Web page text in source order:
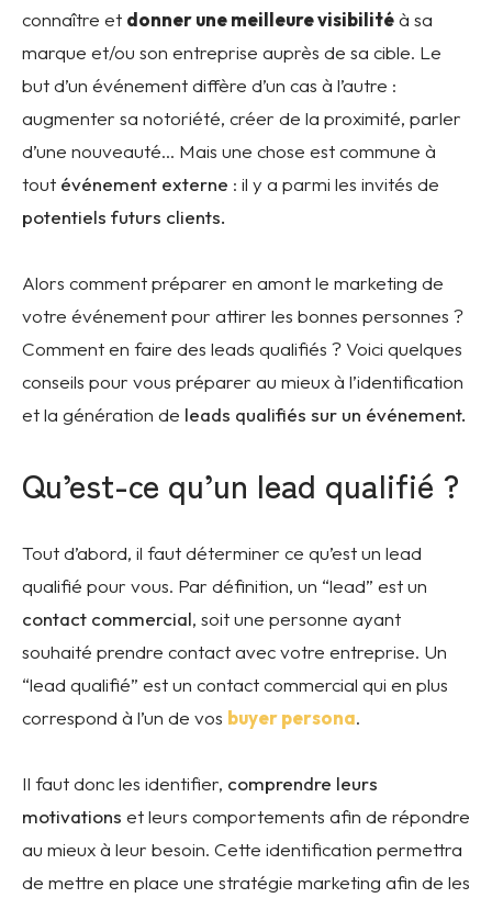
connaître et donner une meilleure visibilitéà sa
marque et/ou son entreprise auprès de sa cible. Le
but d’un événement diffère d’un cas à l’autre :
augmenter sa notoriété, créer de la proximité, parler
d’une nouveauté… Mais une chose est commune à
tout événement externe : il y a parmi les invités de
potentiels futurs clients.
Alors comment préparer en amont le marketing de
votre événement pour attirer les bonnes personnes ?
Comment en faire des leads qualifiés ? Voici quelques
conseils pour vous préparer au mieux à l’identification
et la génération de leads qualifiés sur un événement.
Qu’est-ce qu’un lead qualifié ?
Tout d’abord, il faut déterminer ce qu’est un lead
qualifié pour vous. Par définition, un “lead” est un
contact commercial, soit une personne ayant
souhaité prendre contact avec votre entreprise. Un
“lead qualifié” est un contact commercial qui en plus
correspond à l’un de vos buyer persona.
Il faut donc les identifier, comprendre leurs
motivations et leurs comportements afin de répondre
au mieux à leur besoin. Cette identification permettra
de mettre en place une stratégie marketing afin de les